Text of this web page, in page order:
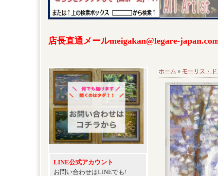
店長直通メールmeigakan@legare-
LINE公式アカウント
お問い合わせはLINEでも!
ホーム » モーリス・